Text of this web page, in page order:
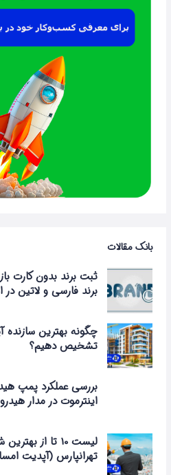
بانک مقالات
ثبت برند بدون کارت
برند فارسی و لاتین در
چگونه بهترین سازنده
تشخیص دهیم؟
بررسی عملکرد پمپ
اینترموت در مدار
لیست 10 تا از
تهرانپارس (آپدیت